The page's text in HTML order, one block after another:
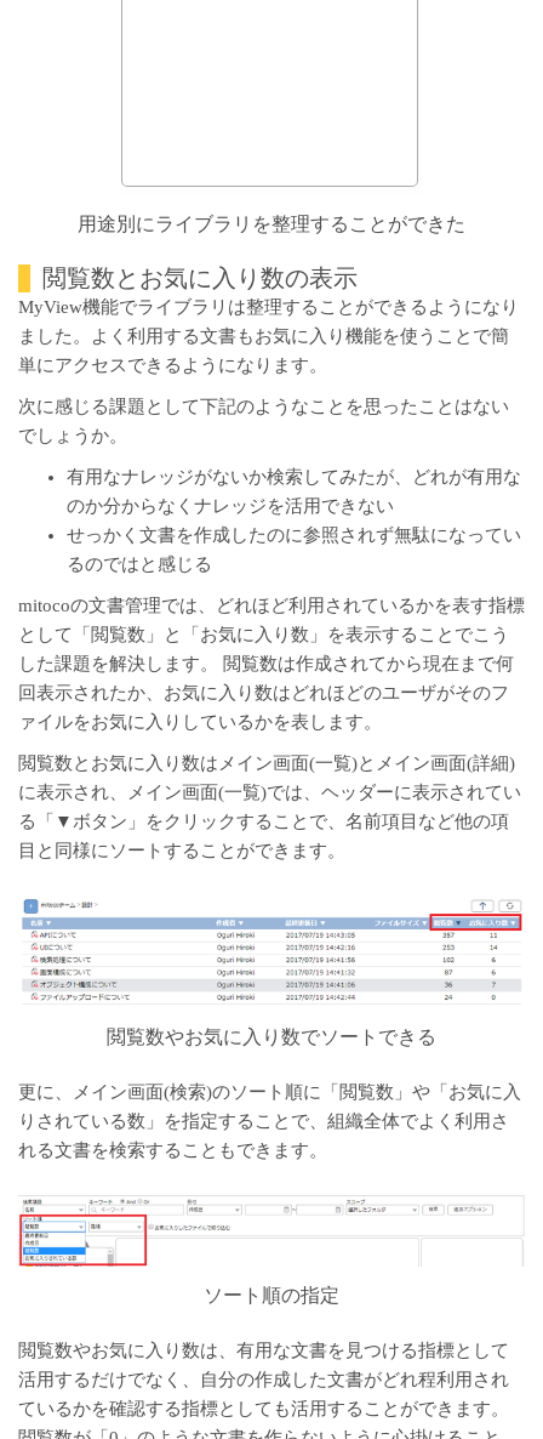
用途別にライブラリを整理することができた
閲覧数とお気に入り数の表示
MyView機能でライブラリは整理することができるようになり
ました。よく利用する文書もお気に入り機能を使うことで簡
単にアクセスできるようになります。
次に感じる課題として下記のようなことを思ったことはない
でしょうか。
有用なナレッジがないか検索してみたが、どれが有用な
のか分からなくナレッジを活用できない
せっかく文書を作成したのに参照されず無駄になってい
るのではと感じる
mitocoの文書管理では、どれほど利用されているかを表す指標
として「閲覧数」と「お気に入り数」を表示することでこう
した課題を解決します。 閲覧数は作成されてから現在まで何
回表示されたか、お気に入り数はどれほどのユーザがそのフ
ァイルをお気に入りしているかを表します。
閲覧数とお気に入り数はメイン画面(一覧)とメイン画面(詳細)
に表示され、メイン画面(一覧)では、ヘッダーに表示されてい
る「▼ボタン」をクリックすることで、名前項目など他の項
目と同様にソートすることができます。
閲覧数やお気に入り数でソートできる
更に、メイン画面(検索)のソート順に「閲覧数」や「お気に入
りされている数」を指定することで、組織全体でよく利用さ
れる文書を検索することもできます。
ソート順の指定
閲覧数やお気に入り数は、有用な文書を見つける指標として
活用するだけでなく、自分の作成した文書がどれ程利用され
ているかを確認する指標としても活用することができます。